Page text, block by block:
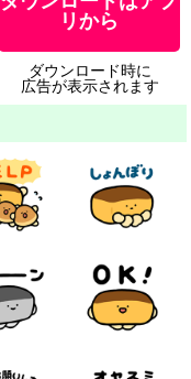
リから
ダウンロード時に
広告が表示されます